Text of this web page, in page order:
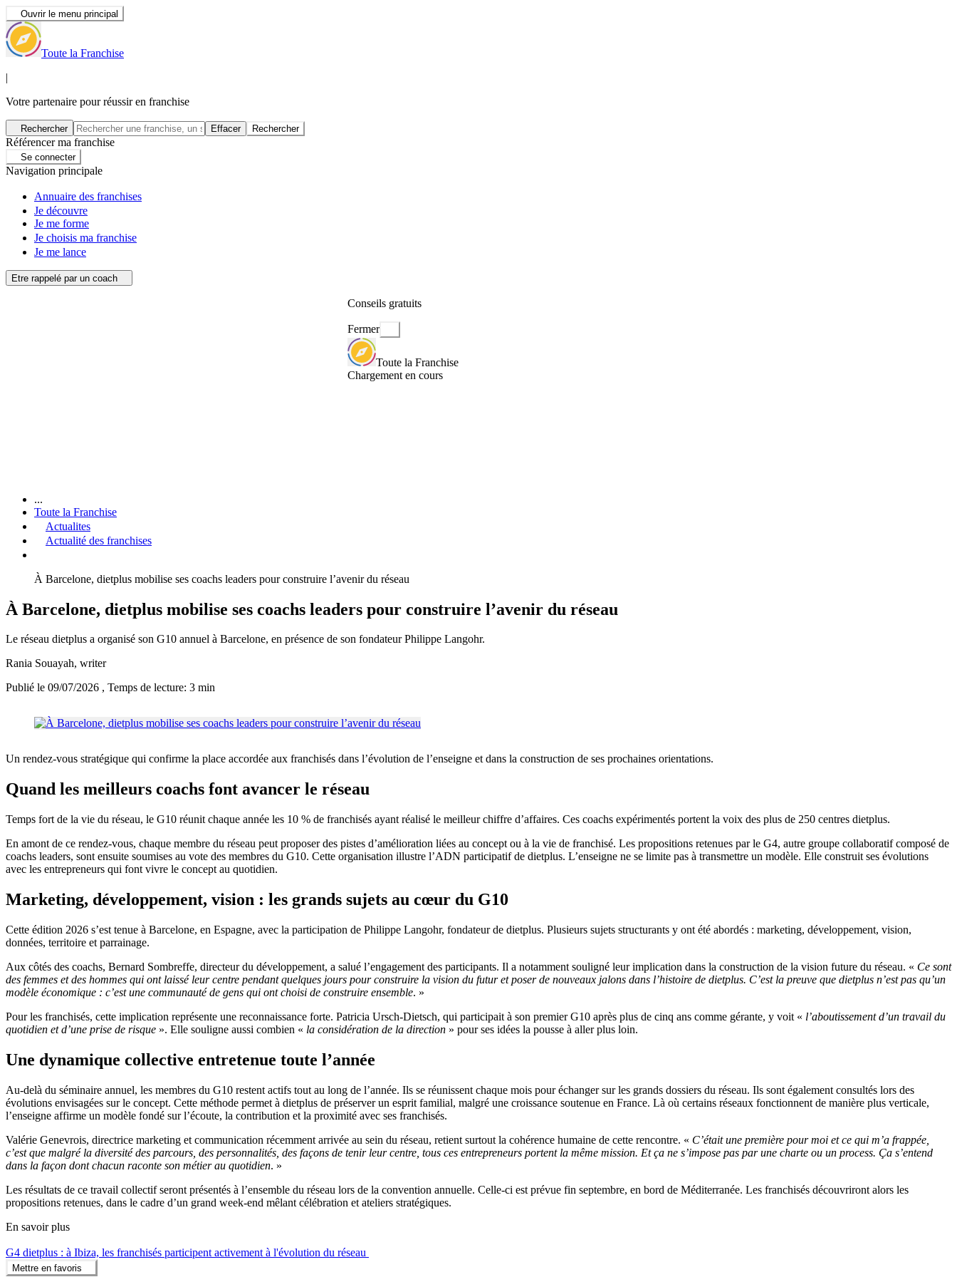
Ouvrir le menu principal
Toute la Franchise
|
Votre partenaire pour réussir en franchise
Rechercher Effacer Rechercher
Référencer ma franchise
Se connecter
Navigation principale
Annuaire des franchises
Je découvre
Je me forme
Je choisis ma franchise
Je me lance
Etre rappelé par un coach
Conseils gratuits
Fermer
Toute la Franchise
Chargement en cours
...
Toute la Franchise
Actualites
Actualité des franchises
À Barcelone, dietplus mobilise ses coachs leaders pour construire l’avenir du réseau
À Barcelone, dietplus mobilise ses coachs leaders pour construire l’avenir du réseau
Le réseau dietplus a organisé son G10 annuel à Barcelone, en présence de son fondateur Philippe Langohr.
Rania Souayah, writer
Publié le 09/07/2026 , Temps de lecture: 3 min
Un rendez-vous stratégique qui confirme la place accordée aux franchisés dans l’évolution de l’enseigne et dans la construction de ses prochaines orientations.
Quand les meilleurs coachs font avancer le réseau
Temps fort de la vie du réseau, le G10 réunit chaque année les 10 % de franchisés ayant réalisé le meilleur chiffre d’affaires. Ces coachs expérimentés portent la voix des plus de 250 centres dietplus.
En amont de ce rendez-vous, chaque membre du réseau peut proposer des pistes d’amélioration liées au concept ou à la vie de franchisé. Les propositions retenues par le G4, autre groupe collaboratif composé de
coachs leaders, sont ensuite soumises au vote des membres du G10. Cette organisation illustre l’ADN participatif de dietplus. L’enseigne ne se limite pas à transmettre un modèle. Elle construit ses évolutions
avec les entrepreneurs qui font vivre le concept au quotidien.
Marketing, développement, vision : les grands sujets au cœur du G10
Cette édition 2026 s’est tenue à Barcelone, en Espagne, avec la participation de Philippe Langohr, fondateur de dietplus. Plusieurs sujets structurants y ont été abordés : marketing, développement, vision,
données, territoire et parrainage.
Aux côtés des coachs, Bernard Sombreffe, directeur du développement, a salué l’engagement des participants. Il a notamment souligné leur implication dans la construction de la vision future du réseau. « Ce sont
des femmes et des hommes qui ont laissé leur centre pendant quelques jours pour construire la vision du futur et poser de nouveaux jalons dans l’histoire de dietplus. C’est la preuve que dietplus n’est pas qu’un
modèle économique : c’est une communauté de gens qui ont choisi de construire ensemble. »
Pour les franchisés, cette implication représente une reconnaissance forte. Patricia Ursch-Dietsch, qui participait à son premier G10 après plus de cinq ans comme gérante, y voit « l’aboutissement d’un travail du
quotidien et d’une prise de risque ». Elle souligne aussi combien « la considération de la direction » pour ses idées la pousse à aller plus loin.
Une dynamique collective entretenue toute l’année
Au-delà du séminaire annuel, les membres du G10 restent actifs tout au long de l’année. Ils se réunissent chaque mois pour échanger sur les grands dossiers du réseau. Ils sont également consultés lors des
évolutions envisagées sur le concept. Cette méthode permet à dietplus de préserver un esprit familial, malgré une croissance soutenue en France. Là où certains réseaux fonctionnent de manière plus verticale,
l’enseigne affirme un modèle fondé sur l’écoute, la contribution et la proximité avec ses franchisés.
Valérie Genevrois, directrice marketing et communication récemment arrivée au sein du réseau, retient surtout la cohérence humaine de cette rencontre. « C’était une première pour moi et ce qui m’a frappée,
c’est que malgré la diversité des parcours, des personnalités, des façons de tenir leur centre, tous ces entrepreneurs portent la même mission. Et ça ne s’impose pas par une charte ou un process. Ça s’entend
dans la façon dont chacun raconte son métier au quotidien. »
Les résultats de ce travail collectif seront présentés à l’ensemble du réseau lors de la convention annuelle. Celle-ci est prévue fin septembre, en bord de Méditerranée. Les franchisés découvriront alors les
propositions retenues, dans le cadre d’un grand week-end mêlant célébration et ateliers stratégiques.
En savoir plus
G4 dietplus : à Ibiza, les franchisés participent activement à l'évolution du réseau
Mettre en favoris